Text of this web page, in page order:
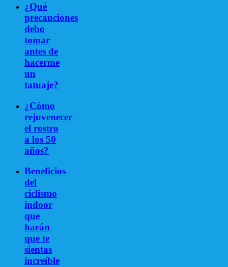
¿Qué
precauciones
debo
tomar
antes de
hacerme
un
tatuaje?
¿Cómo
rejuvenecer
el rostro
a los 50
años?
Beneficios
del
ciclismo
indoor
que
harán
que te
sientas
increíble